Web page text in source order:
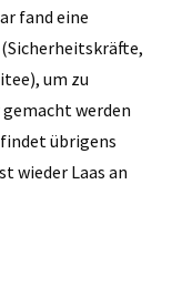
fand eine
um zu
werden
übrigens
wieder Laas an